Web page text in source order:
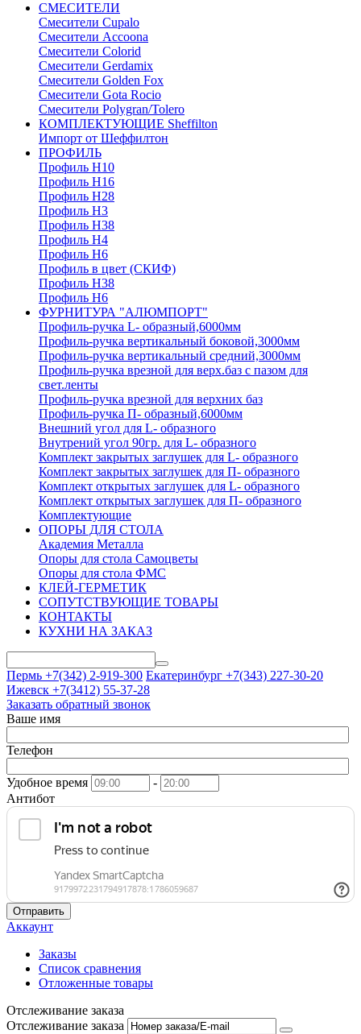
СМЕСИТЕЛИ
Cмесители Cupalo
Смесители Accoona
Смесители Colorid
Смесители Gerdamix
Смесители Golden Fox
Смесители Gota Rocio
Смесители Polygran/Tolero
КОМПЛЕКТУЮЩИЕ Sheffilton
Импорт от Шеффилтон
ПРОФИЛЬ
Профиль H10
Профиль H16
Профиль H28
Профиль H3
Профиль H38
Профиль H4
Профиль H6
Профиль в цвет (СКИФ)
Профиль H38
Профиль H6
ФУРНИТУРА "АЛЮМПОРТ"
Профиль-ручка L- образный,6000мм
Профиль-ручка вертикальный боковой,3000мм
Профиль-ручка вертикальный средний,3000мм
Профиль-ручка врезной для верх.баз с пазом для
свет.ленты
Профиль-ручка врезной для верхних баз
Профиль-ручка П- образный,6000мм
Внешний угол для L- образного
Внутрений угол 90гр. для L- образного
Комплект закрытых заглушек для L- образного
Комплект закрытых заглушек для П- образного
Комплект открытых заглушек для L- образного
Комплект открытых заглушек для П- образного
Комплектующие
ОПОРЫ ДЛЯ СТОЛА
Академия Металла
Опоры для стола Самоцветы
Опоры для стола ФМС
КЛЕЙ-ГЕРМЕТИК
СОПУТСТВУЮЩИЕ ТОВАРЫ
КОНТАКТЫ
КУХНИ НА ЗАКАЗ
Пермь +7(342) 2-919-300 Екатеринбург +7(343) 227-30-20
Ижевск +7(3412) 55-37-28
Заказать обратный звонок
Ваше имя
Телефон
Удобное время
-
Антибот
Отправить
Аккаунт
Заказы
Список сравнения
Отложенные товары
Отслеживание заказа
Отслеживание заказа